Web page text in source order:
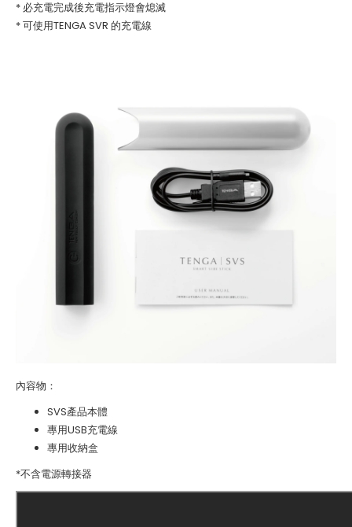
* 必充電完成後充電指示燈會熄滅
* 可使用TENGA SVR 的充電線
內容物：
SVS產品本體
專用USB充電線
專用收納盒
*不含電源轉接器